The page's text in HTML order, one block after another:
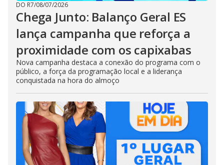
DO R7/08/07/2026
Chega Junto: Balanço Geral ES
lança campanha que reforça a
proximidade com os capixabas
Nova campanha destaca a conexão do programa com o
público, a força da programação local e a liderança
conquistada na hora do almoço